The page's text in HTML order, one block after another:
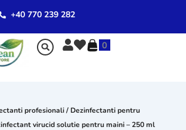
+40 770 239 282
0
profesionali/ Dezinfectanti pentru
virucid solutie pentru maini – 250 ml